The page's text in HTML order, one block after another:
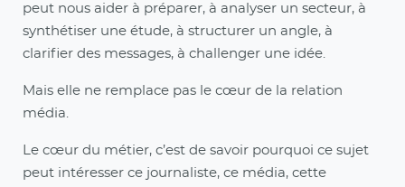
peut nous aider à préparer, à analyser un secteur, à
synthétiser une étude, à structurer un angle, à
clarifier des messages, à challenger une idée.
Mais elle ne remplace pas le cœur de la relation
média.
Le cœur du métier, c’est de savoir pourquoi ce sujet
peut intéresser ce journaliste, ce média, cette